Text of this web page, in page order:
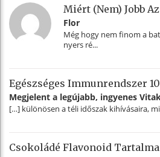
Miért (nem) Jobb
Flor
Még hogy nem finom a
nyers ré...
Egészséges Immunrendszer
Megjelent a legújabb, ingyenes
[…] különösen a téli időszak kihívásaira,
Csokoládé Flavonoid Tartalma